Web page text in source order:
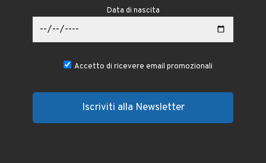
Data di nascita
Accetto di ricevere email promozionali